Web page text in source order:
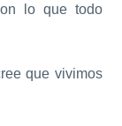
lo que todo
que vivimos